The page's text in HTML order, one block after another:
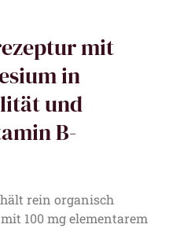
mit
in
und
B-
rein organisch
100 mg elementarem